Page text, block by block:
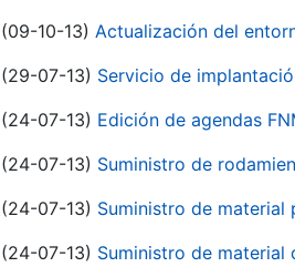
(09-10-13) Actualización del
(29-07-13) Servicio de
(24-07-13) Edición de agendas
(24-07-13) Suministro de
(24-07-13) Suministro de material
(24-07-13) Suministro de material